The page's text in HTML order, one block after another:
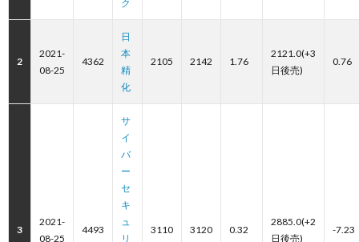
ク
2
2021-
08-25
4362
日
本
精
化
2105 2142 1.76
2121.0(+3
日後売)
0.76
3
2021-
08-25
4493
サ
イ
バ
ー
セ
キ
ュ
リ
3110 3120 0.32
2885.0(+2
日後売)
-7.23